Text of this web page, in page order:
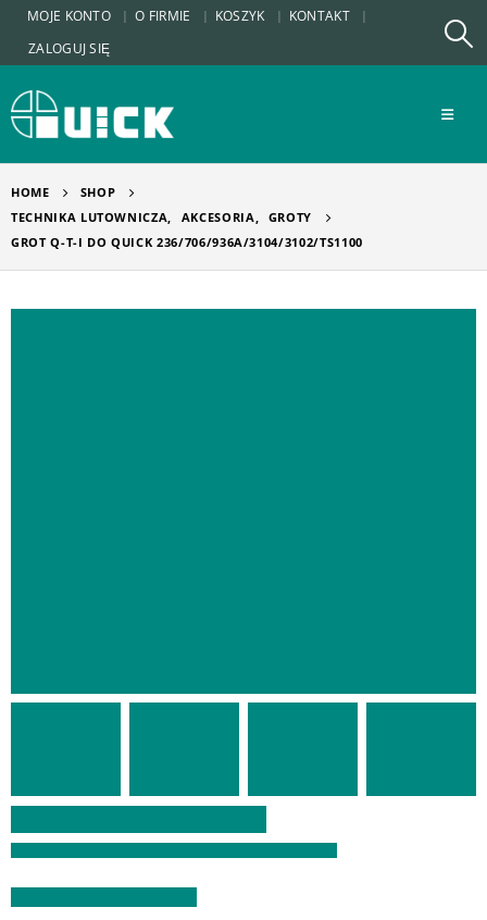
MOJE KONTO O FIRMIE KOSZYK
KONTAKT
ZALOGUJ SIĘ
HOME
SHOP
TECHNIKA LUTOWNICZA, AKCESORIA, GROTY
GROT Q-T-I DO QUICK 236/706/936A/3104/3102/TS1100